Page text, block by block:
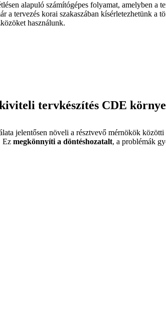
alapuló számítógépes folyamat, amelyben a
a tervezés korai szakaszában kísérletezhetünk
használunk.
tervkészítés CDE
jelentősen növeli a résztvevő mérnökök
Ez megkönnyíti a döntéshozatalt, a problémák